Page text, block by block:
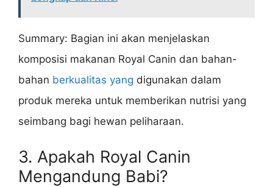
Summary: Bagian ini akan menjelaskan
komposisi makanan Royal Canin dan bahan-
bahan berkualitas yang digunakan dalam
produk mereka untuk memberikan nutrisi yang
seimbang bagi hewan peliharaan.
3. Apakah Royal Canin
Mengandung Babi?